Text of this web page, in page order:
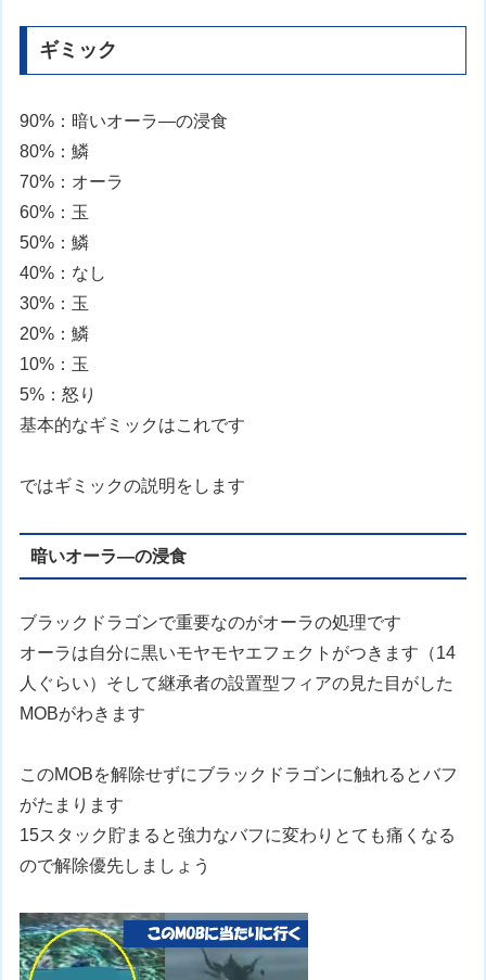
ギミック
90%：暗いオーラ―の浸食
80%：鱗
70%：オーラ
60%：玉
50%：鱗
40%：なし
30%：玉
20%：鱗
10%：玉
5%：怒り
基本的なギミックはこれです
ではギミックの説明をします
暗いオーラ―の浸食
ブラックドラゴンで重要なのがオーラの処理です
オーラは自分に黒いモヤモヤエフェクトがつきます（14
人ぐらい）そして継承者の設置型フィアの見た目がした
MOBがわきます
このMOBを解除せずにブラックドラゴンに触れるとバフ
がたまります
15スタック貯まると強力なバフに変わりとても痛くなる
ので解除優先しましょう